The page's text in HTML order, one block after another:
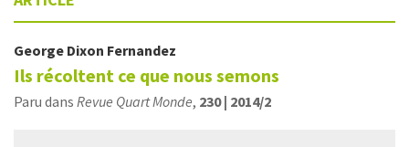
George Dixon Fernandez
Ils récoltent ce que nous semons
Paru dans Revue Quart Monde, 230 | 2014/2